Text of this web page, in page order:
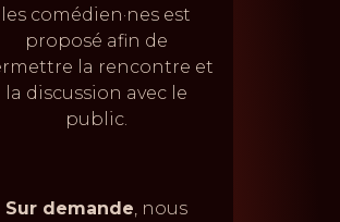
les comédien·nes est
proposé afin de
la rencontre et
la discussion avec le
public.
Sur demande , nous